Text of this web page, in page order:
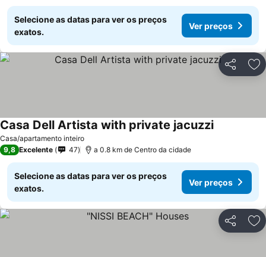
Selecione as datas para ver os preços
exatos.
Ver preços
Partilhar
Casa/apartamento inteiro
Casa Dell Artista with private jacuzzi
9,8 Excelente 47 a 0.8 km de Centro da cidade
Selecione as datas para ver os preços
exatos.
Ver preços
Partilhar